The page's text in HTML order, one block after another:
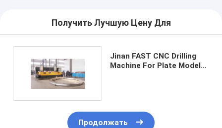
Получить Лучшую Цену Для
Jinan FAST CNC Drilling
Machine For Plate Model
Продолжать